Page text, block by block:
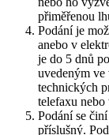
přiměřenou
Podání je
anebo v
je do 5 dnů
uvedeným
technických
telefaxu nebo
Podání se
příslušný.